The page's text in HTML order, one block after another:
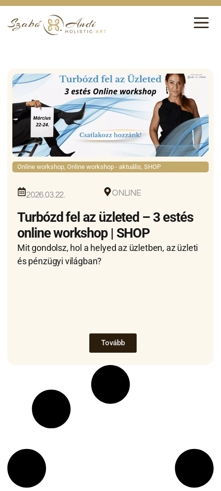
Online workshop Online workshop - aktuális SHOP
2026.03.22. ONLINE
Turbózd fel az üzleted – 3 estés
online workshop | SHOP
Mit gondolsz, hol a helyed az üzletben, az üzleti
és pénzügyi világban?
Tovább